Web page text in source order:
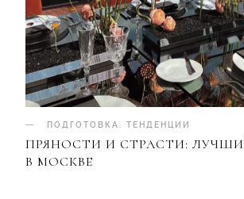
ПОДГОТОВКА ТЕНДЕНЦИИ
ПРЯНОСТИ И СТРАСТИ:
В МОСКВЕ